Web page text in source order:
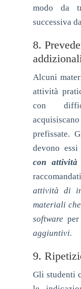
modo da
successiva
8.
Alcuni
attività
con
prefissate.
devono
con attività
attività di
materiali
software
aggiuntivi.
9.
Gli studenti